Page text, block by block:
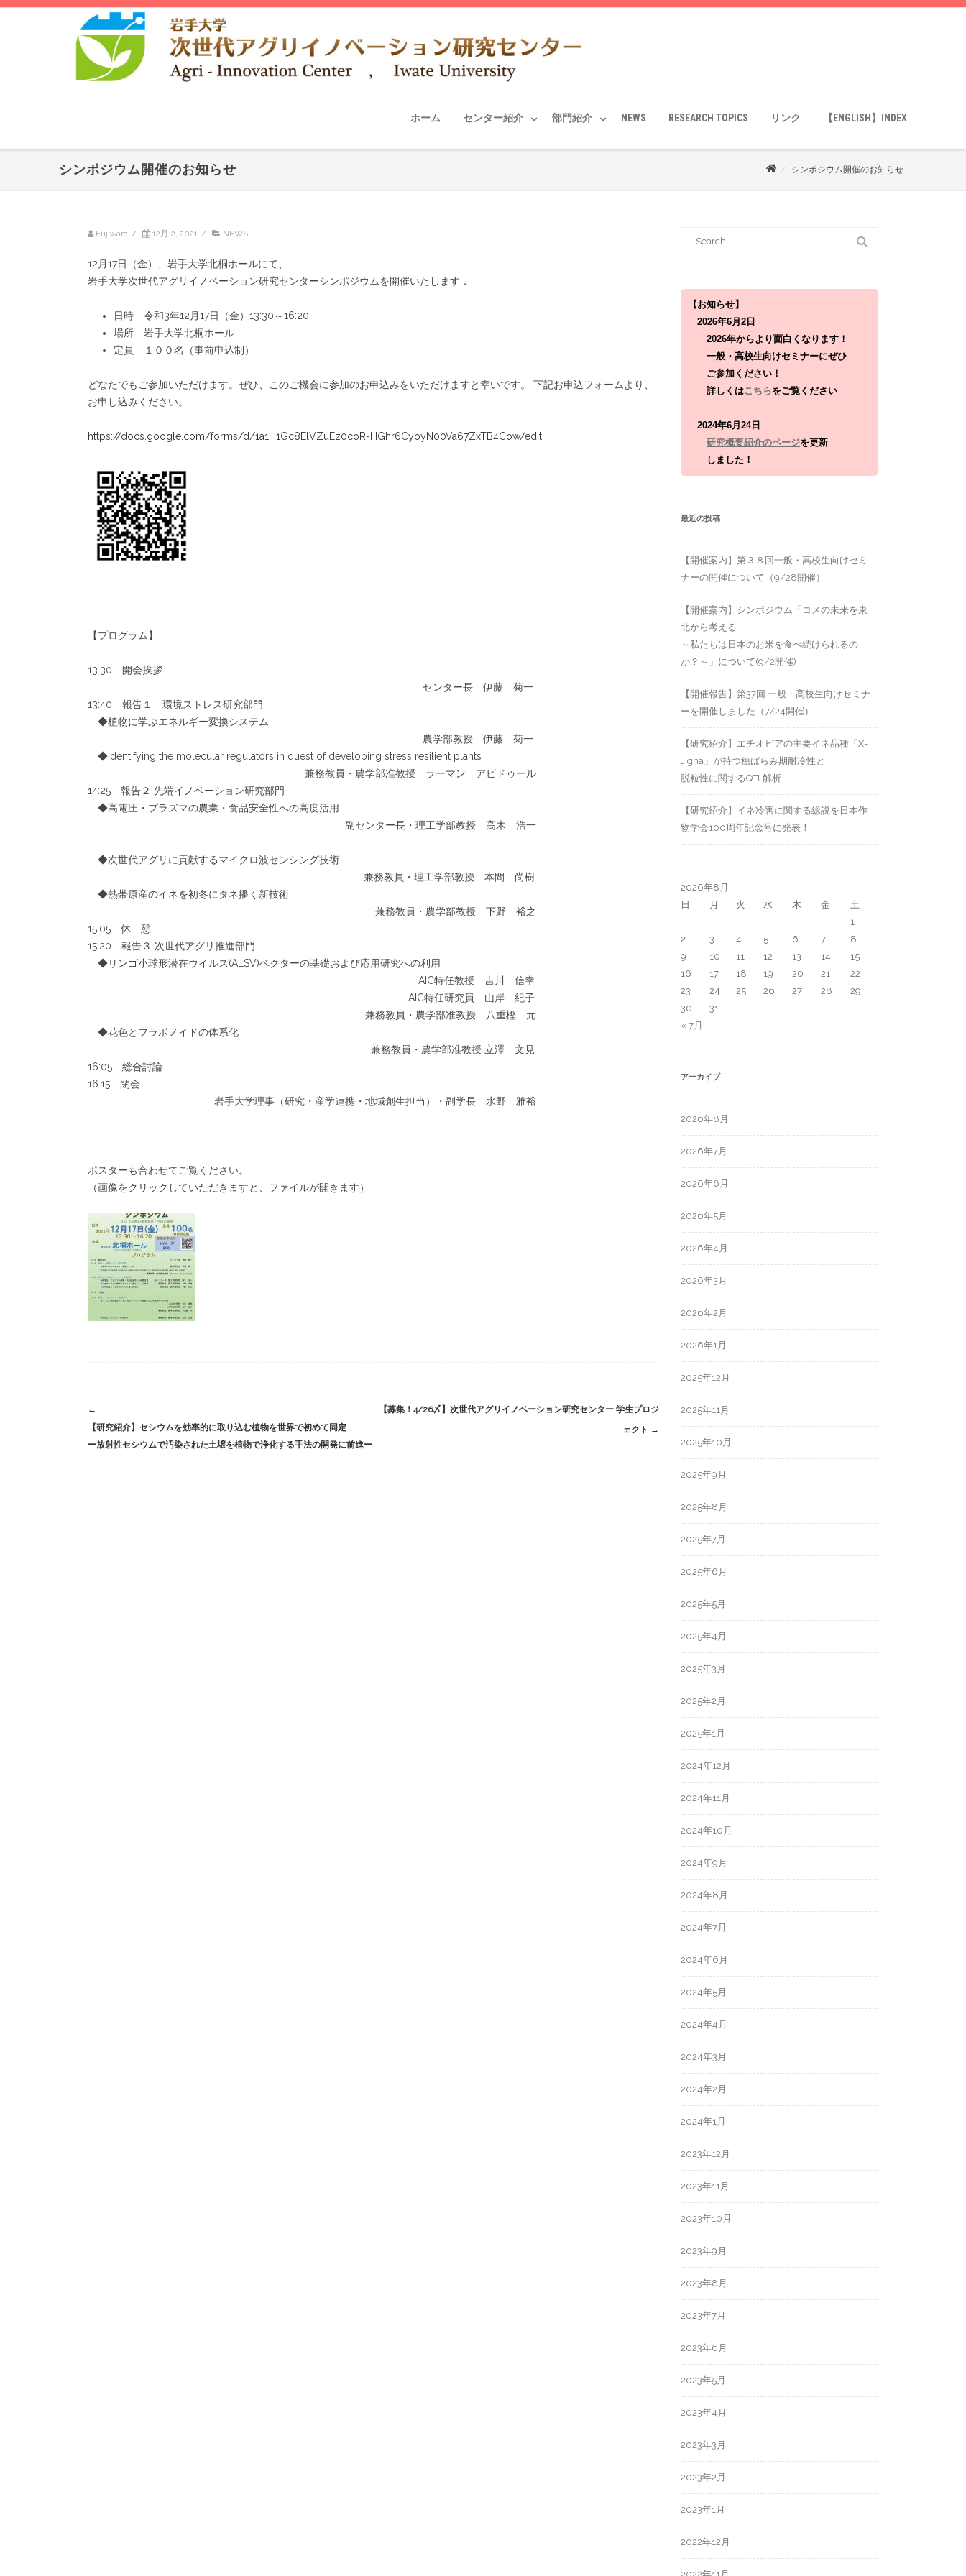
ホーム センター紹介 部門紹介 NEWS RESEARCH TOPICS リンク 【ENGLISH】INDEX
シンポジウム開催のお知らせ シンポジウム開催のお知らせ
Fujiwara / 12月 2, 2021 / NEWS
12月17日（金）、岩手大学北桐ホールにて、
岩手大学次世代アグリイノベーション研究センターシンポジウムを開催いたします．
日時 令和3年12月17日（金）13:30～16:20
場所 岩手大学北桐ホール
定員 １００名（事前申込制）
どなたでもご参加いただけます。ぜひ、このご機会に参加のお申込みをいただけますと幸いです。 下記お申込フォームより、
お申し込みください。
https://docs.google.com/forms/d/1a1H1Gc8ElVZuEz0coR-HGhr6CyoyN00Va67ZxTB4Cow/edit
【プログラム】
13:30 開会挨拶
センター長 伊藤 菊一
13:40 報告１ 環境ストレス研究部門
◆植物に学ぶエネルギー変換システム
農学部教授 伊藤 菊一
◆Identifying the molecular regulators in quest of developing stress resilient plants
兼務教員・農学部准教授 ラーマン アビドゥール
14:25 報告２ 先端イノベーション研究部門
◆高電圧・プラズマの農業・食品安全性への高度活用
副センター長・理工学部教授 高木 浩一
◆次世代アグリに貢献するマイクロ波センシング技術
兼務教員・理工学部教授 本間 尚樹
◆熱帯原産のイネを初冬にタネ播く新技術
兼務教員・農学部教授 下野 裕之
15:05 休 憩
15:20 報告３ 次世代アグリ推進部門
◆リンゴ小球形潜在ウイルス(ALSV)ベクターの基礎および応用研究への利用
AIC特任教授 吉川 信幸
AIC特任研究員 山岸 紀子
兼務教員・農学部准教授 八重樫 元
◆花色とフラボノイドの体系化
兼務教員・農学部准教授 立澤 文見
16:05 総合討論
16:15 閉会
岩手大学理事（研究・産学連携・地域創生担当）・副学長 水野 雅裕
ポスターも合わせてご覧ください。
（画像をクリックしていただきますと、ファイルが開きます）
Post
navigation
←
【研究紹介】セシウムを効率的に取り込む植物を世界で初めて同定
ー放射性セシウムで汚染された土壌を植物で浄化する手法の開発に前進ー
【募集！4/26〆】次世代アグリイノベーション研究センター 学生プロジ
ェクト →
f
【お知らせ】
2026年6月2日
2026年からより面白くなります！
一般・高校生向けセミナーにぜひ
ご参加ください！
詳しくはこちらをご覧ください
2024年6月24日
研究概要紹介のページを更新
しました！
最近の投稿
【開催案内】第３８回一般・高校生向けセミ
ナーの開催について（9/28開催）
【開催案内】シンポジウム「コメの未来を東
北から考える
～私たちは日本のお米を食べ続けられるの
か？～」について(9/2開催)
【開催報告】第37回 一般・高校生向けセミナ
ーを開催しました（7/24開催）
【研究紹介】エチオピアの主要イネ品種「X-
Jigna」が持つ穂ばらみ期耐冷性と
脱粒性に関するQTL解析
【研究紹介】イネ冷害に関する総説を日本作
物学会100周年記念号に発表！
2026年8月
日
月 火 水 木 金 土
« 7月
1
2
3 4 5 6 7
8
9
10 11 12 13 14
15
16
17 18 19 20 21
22
23
24 25 26 27 28
29
30
31
アーカイブ
2026年8月
2026年7月
2026年6月
2026年5月
2026年4月
2026年3月
2026年2月
2026年1月
2025年12月
2025年11月
2025年10月
2025年9月
2025年8月
2025年7月
2025年6月
2025年5月
2025年4月
2025年3月
2025年2月
2025年1月
2024年12月
2024年11月
2024年10月
2024年9月
2024年8月
2024年7月
2024年6月
2024年5月
2024年4月
2024年3月
2024年2月
2024年1月
2023年12月
2023年11月
2023年10月
2023年9月
2023年8月
2023年7月
2023年6月
2023年5月
2023年4月
2023年3月
2023年2月
2023年1月
2022年12月